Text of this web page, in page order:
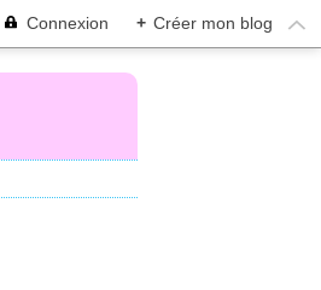
Connexion + Créer mon blog